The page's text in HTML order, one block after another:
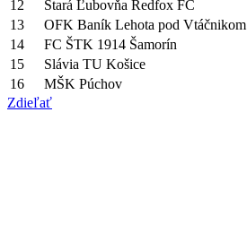
12
Stará Ľubovňa Redfox FC
13
OFK Baník Lehota pod Vtáčnikom
14
FC ŠTK 1914 Šamorín
15
Slávia TU Košice
16
MŠK Púchov
Zdieľať